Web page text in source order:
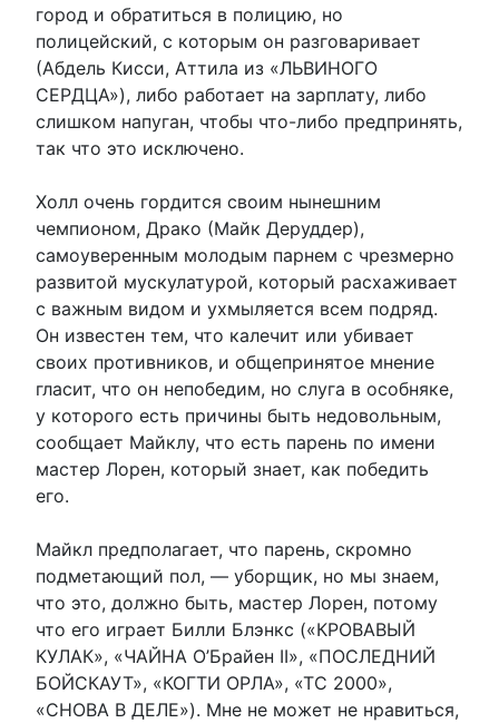
город и обратиться в полицию, но
полицейский, с которым он разговаривает
(Абдель Кисси, Аттила из «ЛЬВИНОГО
СЕРДЦА»), либо работает на зарплату, либо
слишком напуган, чтобы что-либо предпринять,
так что это исключено.
Холл очень гордится своим нынешним
чемпионом, Драко (Майк Деруддер),
самоуверенным молодым парнем с чрезмерно
развитой мускулатурой, который расхаживает
с важным видом и ухмыляется всем подряд.
Он известен тем, что калечит или убивает
своих противников, и общепринятое мнение
гласит, что он непобедим, но слуга в особняке,
у которого есть причины быть недовольным,
сообщает Майклу, что есть парень по имени
мастер Лорен, который знает, как победить
его.
Майкл предполагает, что парень, скромно
подметающий пол, — уборщик, но мы знаем,
что это, должно быть, мастер Лорен, потому
что его играет Билли Блэнкс («КРОВАВЫЙ
КУЛАК», «ЧАЙНА О’Брайен II», «ПОСЛЕДНИЙ
БОЙСКАУТ», «КОГТИ ОРЛА», «ТС 2000»,
«СНОВА В ДЕЛЕ»). Мне не может не нравиться,